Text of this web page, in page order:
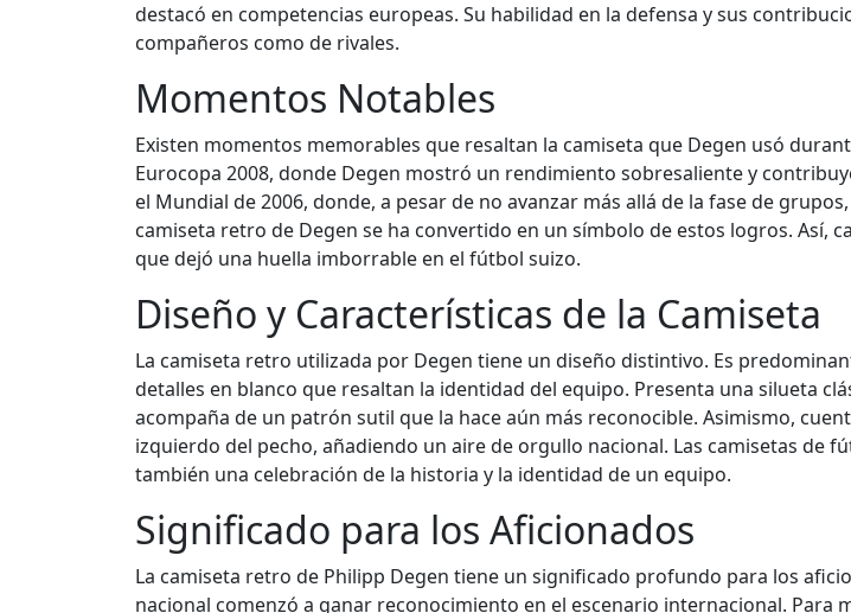
destacó en competencias europeas. Su habilidad en la defensa y sus
compañeros como de rivales.
Momentos Notables
Existen momentos memorables que resaltan la camiseta que Degen usó
Eurocopa 2008, donde Degen mostró un rendimiento sobresaliente y
el Mundial de 2006, donde, a pesar de no avanzar más allá de la fase de
camiseta retro de Degen se ha convertido en un símbolo de estos logros. Así,
que dejó una huella imborrable en el fútbol suizo.
Diseño y Características de la Camiseta
La camiseta retro utilizada por Degen tiene un diseño distintivo. Es
detalles en blanco que resaltan la identidad del equipo. Presenta una silueta
acompaña de un patrón sutil que la hace aún más reconocible. Asimismo,
izquierdo del pecho, añadiendo un aire de orgullo nacional. Las camisetas de
también una celebración de la historia y la identidad de un equipo.
Significado para los Aficionados
La camiseta retro de Philipp Degen tiene un significado profundo para los
nacional comenzó a ganar reconocimiento en el escenario internacional. Para